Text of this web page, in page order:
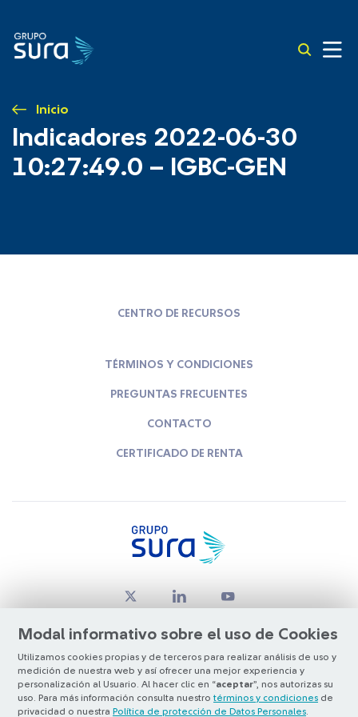
Inicio
Indicadores 2022-06-30
10:27:49.0 – IGBC-GEN
Modal informativo sobre el uso de Cookies
Utilizamos cookies propias y de terceros para realizar análisis de uso y
medición de nuestra web y así ofrecer una mejor experiencia y
personalización al Usuario. Al hacer clic en “aceptar”, nos autorizas su
uso. Para más información consulta nuestro términos y condiciones de
privacidad o nuestra Política de protección de Datos Personales
CENTRO DE RECURSOS
TÉRMINOS Y CONDICIONES
PREGUNTAS FRECUENTES
CONTACTO
CERTIFICADO DE RENTA
© Copyright Grupo SURA 2026